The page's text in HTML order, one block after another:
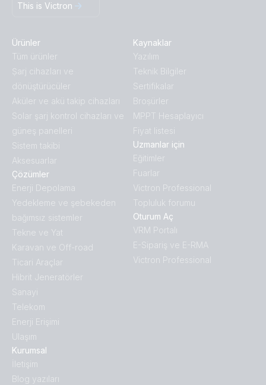
This is Victron
Ürünler
Tüm ürünler
Ṣarj cihazları ve
dönüştürücüler
Aküler ve akü takip cihazları
Solar şarj kontrol cihazları ve
güneş panelleri
Sistem takibi
Aksesuarlar
Çözümler
Enerji Depolama
Yedekleme ve şebekeden
bağımsız sistemler
Tekne ve Yat
Karavan ve Off-road
Ticari Araçlar
Hibrit Jeneratörler
Sanayi
Telekom
Enerji Erişimi
Ulaşım
Kurumsal
İletişim
Blog yazıları
Kaynaklar
Yazılım
Teknik Bilgiler
Sertifikalar
Broṣürler
MPPT Hesaplayıcı
Fiyat listesi
Uzmanlar için
Eğitimler
Fuarlar
Victron Professional
Topluluk forumu
Oturum Aç
VRM Portalı
E-Sipariş ve E-RMA
Victron Professional